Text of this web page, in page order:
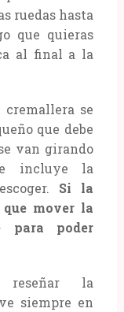
ruedas hasta
que quieras
al final a la
cremallera se
que debe
van girando
incluye la
Si la
mover la
para poder
reseñar la
siempre en